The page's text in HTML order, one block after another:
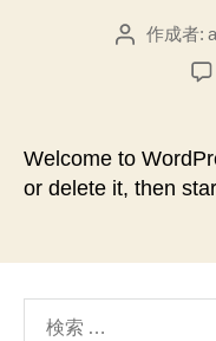
投
作成者:
Welcome to
or delete it, then